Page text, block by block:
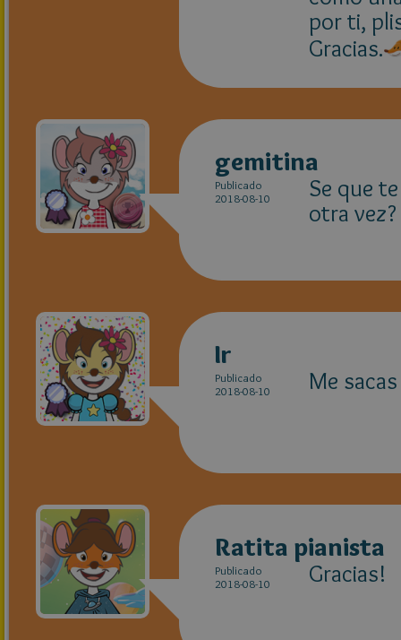
por ti,
Gracias.
gemitina
Publicado
2018-08-10
Se que
otra vez?
Ir
Publicado
2018-08-10
Me
Ratita pianista
Publicado
2018-08-10
Gracias!